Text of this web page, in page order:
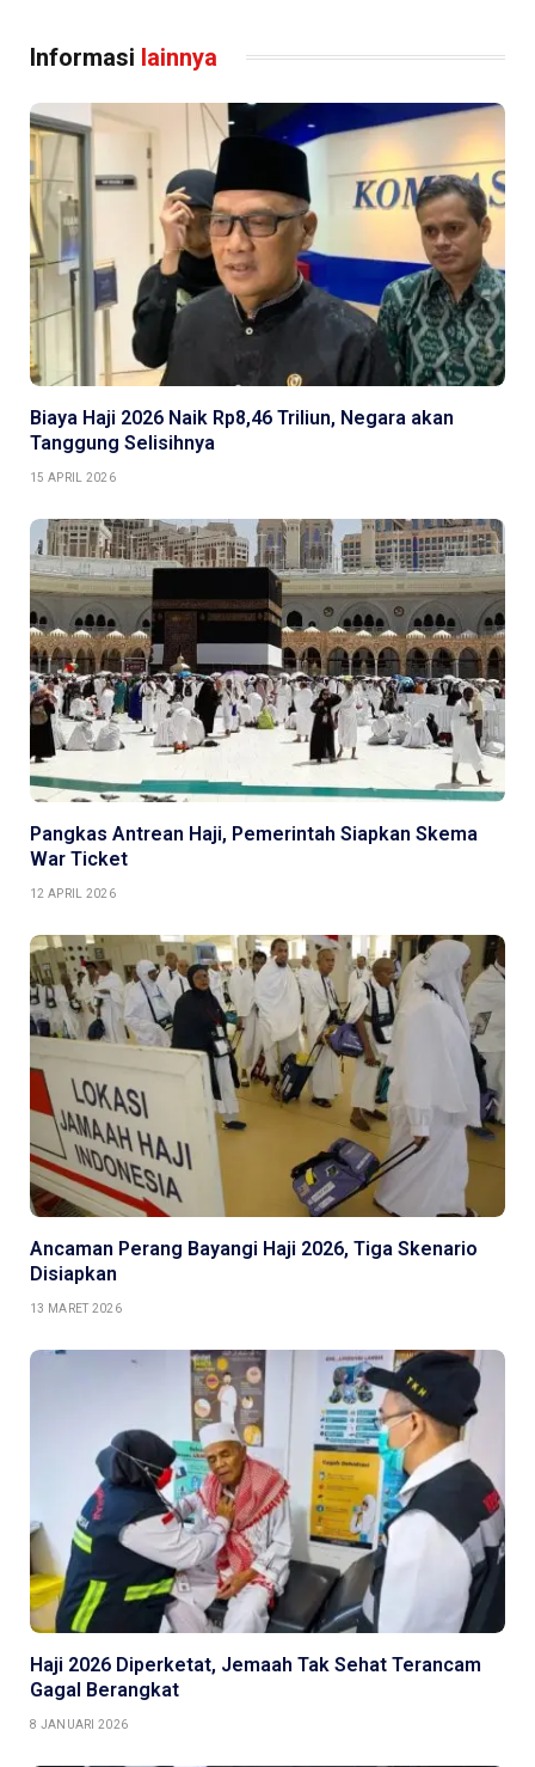
Informasi lainnya
Biaya Haji 2026 Naik Rp8,46 Triliun, Negara akan
Tanggung Selisihnya
15 APRIL 2026
Pangkas Antrean Haji, Pemerintah Siapkan Skema
War Ticket
12 APRIL 2026
Ancaman Perang Bayangi Haji 2026, Tiga Skenario
Disiapkan
13 MARET 2026
Haji 2026 Diperketat, Jemaah Tak Sehat Terancam
Gagal Berangkat
8 JANUARI 2026